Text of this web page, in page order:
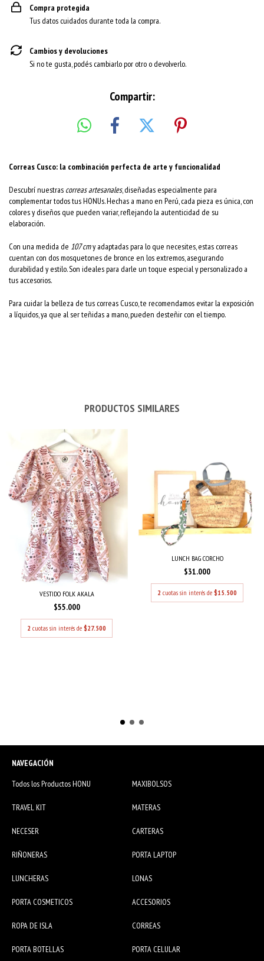
Compra protegida
Tus datos cuidados durante toda la compra.
Cambios y devoluciones
Si no te gusta, podés cambiarlo por otro o devolverlo.
Compartir:
Correas Cusco: la combinación perfecta de arte y funcionalidad
Descubrí nuestras correas artesanales, diseñadas especialmente para
complementar todos tus HONUs. Hechas a mano en Perú, cada pieza es única, con
colores y diseños que pueden variar, reflejando la autenticidad de su
elaboración.
Con una medida de 107 cmy adaptadas para lo que necesites, estas correas
cuentan con dos mosquetones de bronce en los extremos, asegurando
durabilidad y estilo. Son ideales para darle un toque especial y personalizado a
tus accesorios.
Para cuidar la belleza de tus correas Cusco, te recomendamos evitar la exposición
a líquidos, ya que al ser teñidas a mano, pueden desteñir con el tiempo.
PRODUCTOS SIMILARES
VESTIDO FOLK AKALA
$55.000
2 cuotas sin interés de$27.500
LUNCH BAG CORCHO
$31.000
2 cuotas sin interés de$15.500
NAVEGACIÓN
Todos los Productos HONU
MAXIBOLSOS
TRAVEL KIT MATERAS
NECESER CARTERAS
RIÑONERAS PORTA LAPTOP
LUNCHERAS LONAS
PORTA COSMETICOS ACCESORIOS
ROPA DE ISLA CORREAS
PORTA BOTELLAS PORTA CELULAR